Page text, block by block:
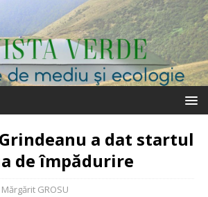
a dat startul
de împădurire
Mărgărit GROSU